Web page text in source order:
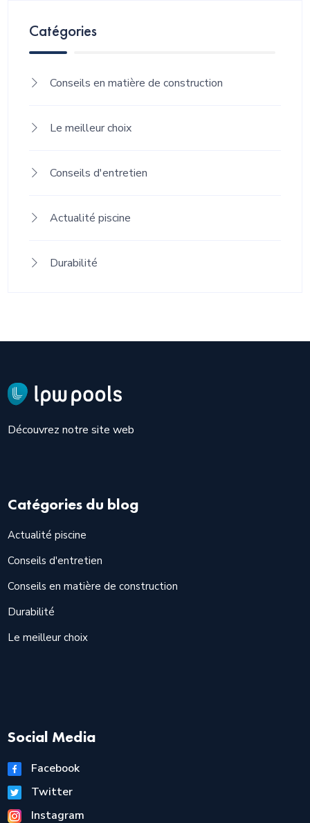
Catégories
Conseils en matière de construction
Le meilleur choix
Conseils d'entretien
Actualité piscine
Durabilité
Découvrez notre site web
Catégories du blog
Actualité piscine
Conseils d'entretien
Conseils en matière de construction
Durabilité
Le meilleur choix
Social Media
Facebook
Twitter
Instagram